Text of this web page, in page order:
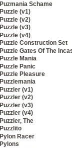
Puzmania Schame
Puzzle (v1)
Puzzle (v2)
Puzzle (v3)
Puzzle (v4)
Puzzle Construction Set
Puzzle Gates Of The
Puzzle Mania
Puzzle Panic
Puzzle Pleasure
Puzzlemania
Puzzler (v1)
Puzzler (v2)
Puzzler (v3)
Puzzler (v4)
Puzzler, The
Puzzlito
Pylon Racer
Pylons